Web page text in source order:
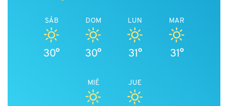
SÁB
30°
DOM
30°
LUN
31°
MAR
31°
MIÉ JUE